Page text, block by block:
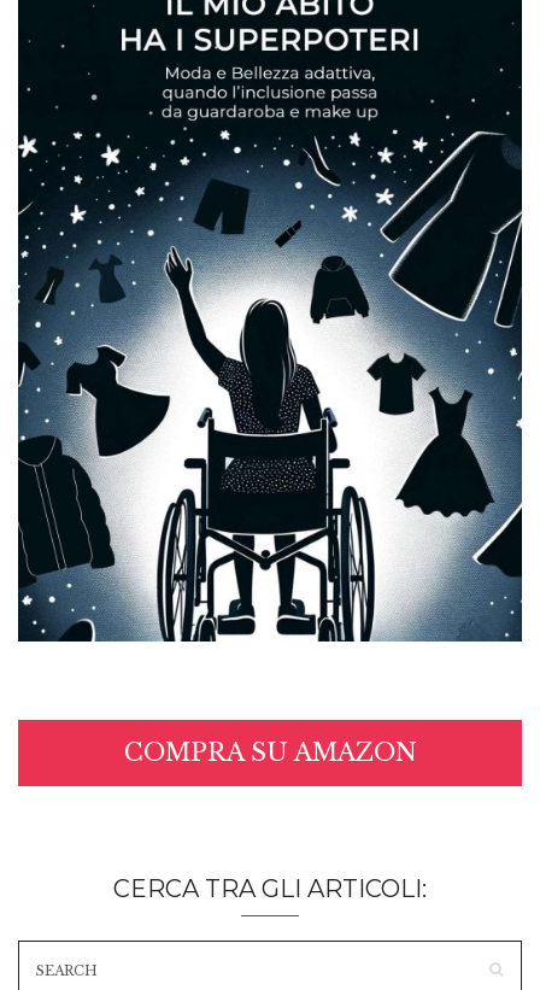
COMPRA SU AMAZON
CERCA TRA GLI ARTICOLI: